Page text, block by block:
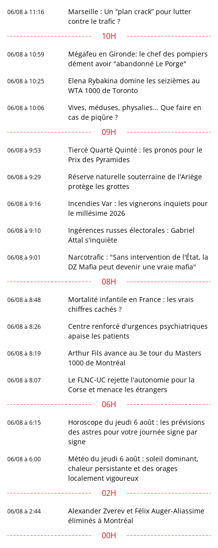
06/08 à 11:16
Marseille : Un “plan crack” pour lutter
contre le trafic ?
10H
06/08 à 10:59
Mégafeu en Gironde: le chef des pompiers
dément avoir "abandonné Le Porge"
06/08 à 10:25
Elena Rybakina domine les seizièmes au
WTA 1000 de Toronto
06/08 à 10:06
Vives, méduses, physalies... Que faire en
cas de piqûre ?
09H
06/08 à 9:53
Tiercé Quarté Quinté : les pronos pour le
Prix des Pyramides
06/08 à 9:29
Réserve naturelle souterraine de l'Ariège
protège les grottes
06/08 à 9:16
Incendies Var : les vignerons inquiets pour
le millésime 2026
06/08 à 9:10
Ingérences russes électorales : Gabriel
Attal s'inquiète
06/08 à 9:01
Narcotrafic : "Sans intervention de l'État, la
DZ Mafia peut devenir une vraie mafia"
08H
06/08 à 8:48
Mortalité infantile en France : les vrais
chiffres cachés ?
06/08 à 8:26
Centre renforcé d'urgences psychiatriques
apaise les patients
06/08 à 8:19
Arthur Fils avance au 3e tour du Masters
1000 de Montréal
06/08 à 8:07
Le FLNC-UC rejette l'autonomie pour la
Corse et menace les étrangers
06H
06/08 à 6:15
Horoscope du jeudi 6 août : les prévisions
des astres pour votre journée signe par
signe
06/08 à 6:00
Météo du jeudi 6 août : soleil dominant,
chaleur persistante et des orages
localement vigoureux
02H
06/08 à 2:44
Alexander Zverev et Félix Auger-Aliassime
éliminés à Montréal
00H